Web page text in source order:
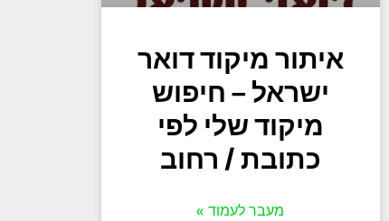
איתור מיקוד דואר
ישראל – חיפוש
מיקוד שלי לפי
כתובת / רחוב
מעבר לעמוד »